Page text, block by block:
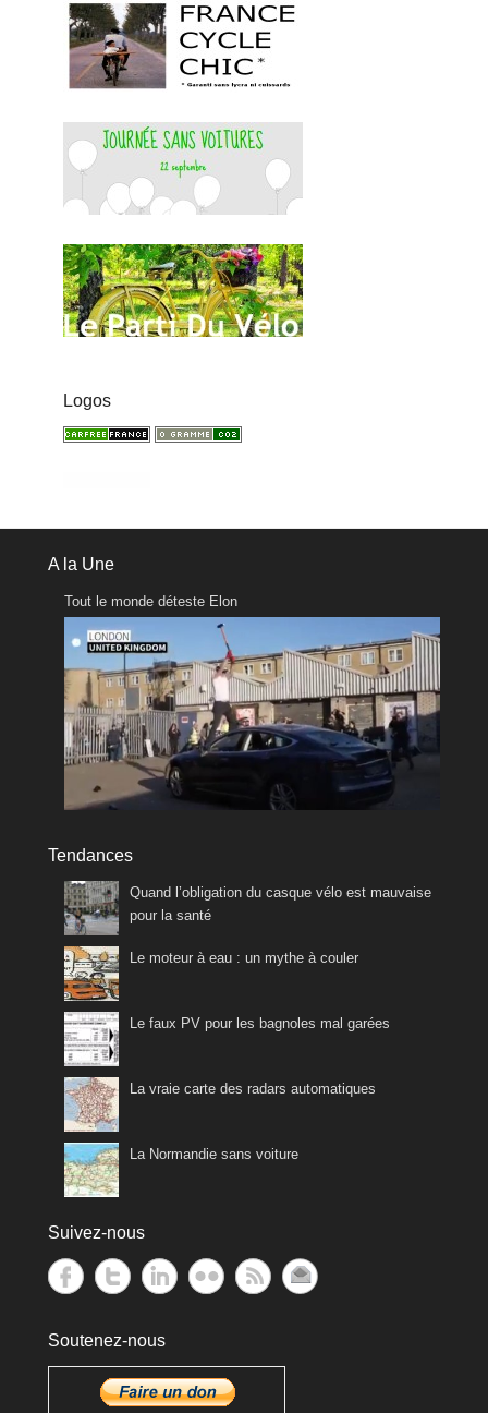
Logos
A la Une
Tout le monde déteste Elon
Tendances
Quand l’obligation du casque vélo est mauvaise
pour la santé
Le moteur à eau : un mythe à couler
Le faux PV pour les bagnoles mal garées
La vraie carte des radars automatiques
La Normandie sans voiture
Suivez-nous
Soutenez-nous